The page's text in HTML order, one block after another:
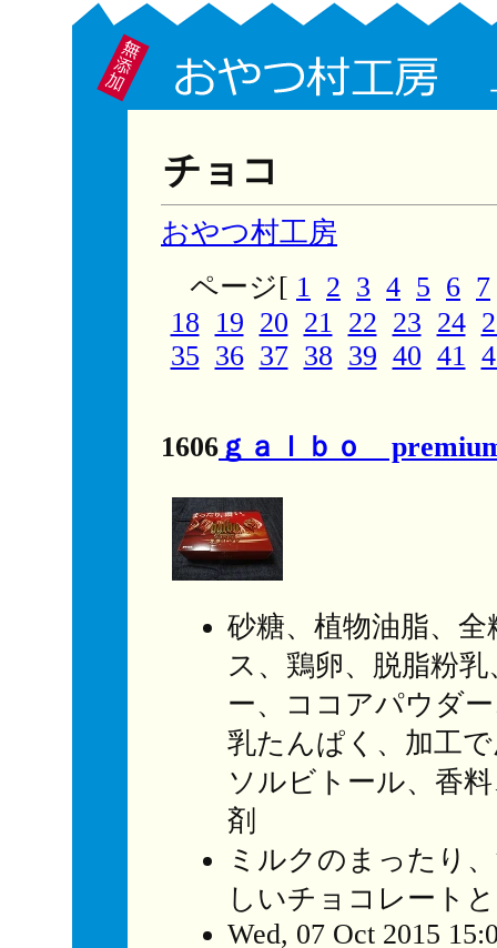
チョコ
おやつ村工房
ページ[ 1 2 3 4 5 6 7
18 19 20 21 22 23 24
35 36 37 38 39 40 41
1606 ｇａｌｂｏ
砂糖、植物油脂、
ス、鶏卵、脱脂粉
ー、ココアパウダ
乳たんぱく、加工
ソルビトール、香
剤
ミルクのまったり
しいチョコレート
Wed, 07 Oct 2015